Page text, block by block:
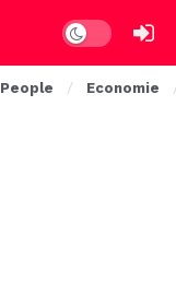
Dark mode
People Economie